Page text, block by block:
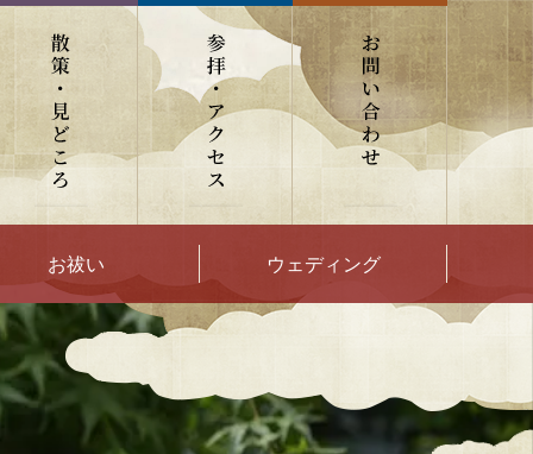
お祓い ウェディング